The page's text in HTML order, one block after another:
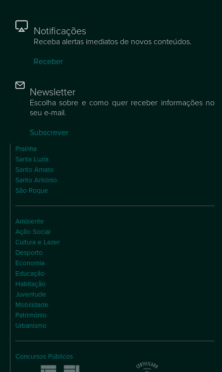
Notificações
Receba alertas imediatos de novos conteúdos.
Receber
Newsletter
Escolha sobre e como quer receber informações no
seu e-mail.
Subscrever
Praínha
Santa Luzia
Santo Amaro
Santo António
São Roque
Ambiente
Ação Social
Cultura e Lazer
Desporto
Economia
Educação
Habitação
Juventude
Mobilidade
Património
Urbanismo
Concursos Públicos